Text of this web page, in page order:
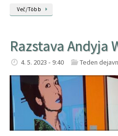
Več/Több
Razstava Andyja
4. 5. 2023 - 9:40 Teden